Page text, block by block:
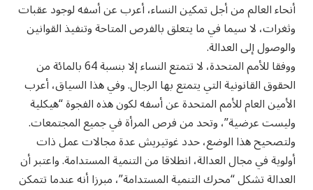
أنحاء العالم من أجل تمكين النساء، أعرب عن أسفه لوجود عقبات
وثغرات، لا سيما في ما يتعلق بالفرص المتاحة وتنفيذ القوانين
والوصول إلى العدالة.
ووفقا للأمم المتحدة، لا تتمتع النساء إلا بنسبة 64 بالمائة من
الحقوق القانونية التي يتمتع بها الرجال. وفي هذا السياق، أعرب
الأمين العام للأمم المتحدة عن أسفه لكون هذه الفجوة “هيكلية
وليست عرضية”، وتحد من فرص المرأة في جميع المجتمعات.
ولتصحيح هذا الوضع، حدد غوتيريش عدة مجالات عمل ذات
أولوية في مجال العدالة، انطلاقا من التنمية المستدامة. واعتبر أن
العدالة تشكل “محرك التنمية المستدامة”، مبرزا أنه عندما تتمكن